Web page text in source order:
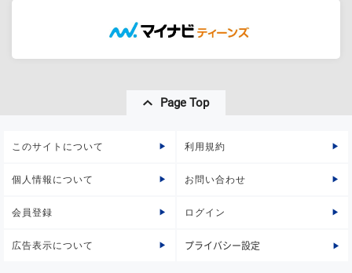
Page Top
このサイトについて 利用規約
個人情報について お問い合わせ
会員登録 ログイン
広告表示について プライバシー設定